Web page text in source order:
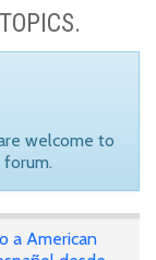
welcome to
a American